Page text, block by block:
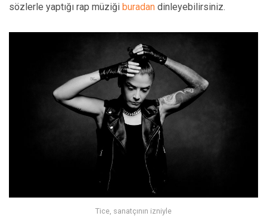
sözlerle yaptığı rap müziği buradan dinleyebilirsiniz.
Tice, sanatçının izniyle